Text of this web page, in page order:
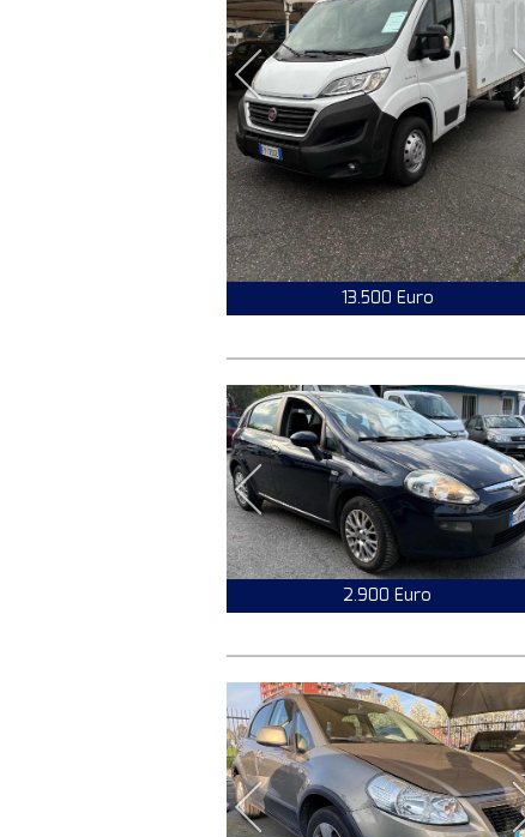
13.500 Euro
2.900 Euro